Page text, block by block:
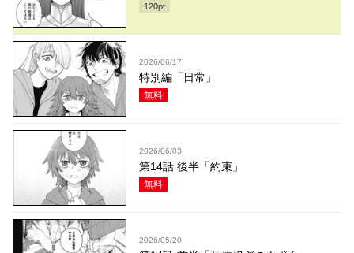
120pt
2026/06/17
特別編「日常」
無料
2026/06/03
第14話 後半「約束」
無料
2026/05/20